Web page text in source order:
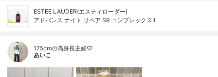
ESTEE LAUDER(エスティローダー)
アドバンス ナイト リペア SR コンプレックスⅡ
175cmの高身長主婦♡
あいこ